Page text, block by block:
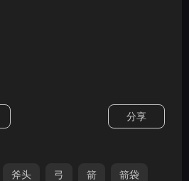
分享
斧头 弓 箭 箭袋